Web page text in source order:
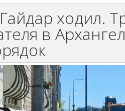
ходил.
в